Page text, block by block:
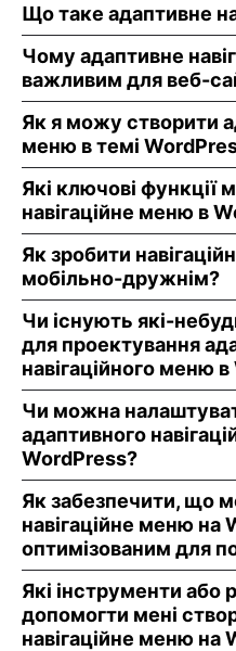
Що таке адаптивне
Чому адаптивне
важливим для веб-
Як я можу створити
меню в темі
Які ключові функції
навігаційне меню в
Як зробити
мобільно-дружнім?
Чи існують які-
для проектування
навігаційного меню
Чи можна
адаптивного
WordPress?
Як забезпечити, що
навігаційне меню на
оптимізованим для
Які інструменти
допомогти мені
навігаційне меню на